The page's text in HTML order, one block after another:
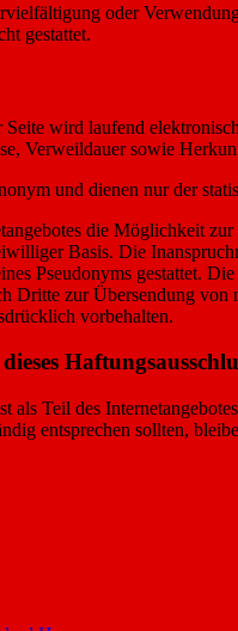
oder
gestattet.
wird laufend
Verweildauer sowie
und dienen nur der
die Möglichkeit
Basis. Die
Pseudonyms gestattet.
Dritte zur Übersendung von
vorbehalten.
als Teil des
entsprechen sollten,